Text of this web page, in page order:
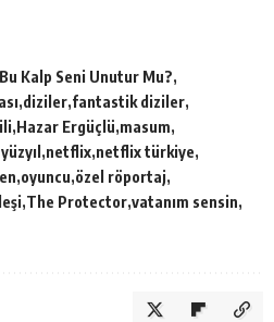
Bu Kalp Seni Unutur Mu?
diziler fantastik diziler
Hazar Ergüçlü masum
netflix netflix türkiye
oyuncu özel röportaj
The Protector vatanım sensin